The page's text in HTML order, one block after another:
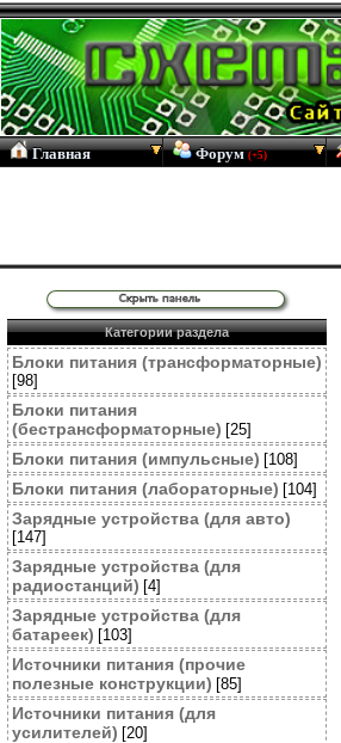
Главная Форум(+5)
Категории раздела
Блоки питания (трансформаторные)
[98]
Блоки питания
(бестрансформаторные) [25]
Блоки питания (импульсные) [108]
Блоки питания (лабораторные) [104]
Зарядные устройства (для авто)
[147]
Зарядные устройства (для
радиостанций) [4]
Зарядные устройства (для
батареек) [103]
Источники питания (прочие
полезные конструкции) [85]
Источники питания (для
усилителей) [20]